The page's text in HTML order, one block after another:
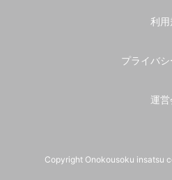
利用
プライバ
運
Copyright Onokousoku insatsu